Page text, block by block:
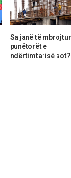
Sa janë të mbrojtur
punëtorët e
ndërtimtarisë sot?